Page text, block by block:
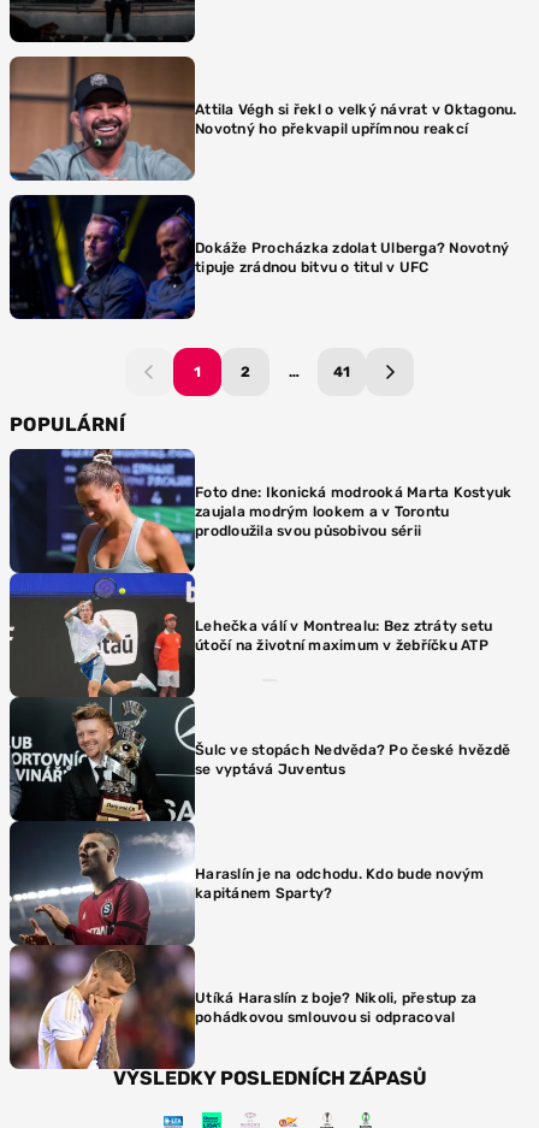
Attila Végh si řekl o velký návrat v Oktagonu.
Novotný ho překvapil upřímnou reakcí
Dokáže Procházka zdolat Ulberga? Novotný
tipuje zrádnou bitvu o titul v UFC
1 2 … 41
POPULÁRNÍ
Foto dne: Ikonická modrooká Marta Kostyuk
zaujala modrým lookem a v Torontu
prodloužila svou působivou sérii
Lehečka válí v Montrealu: Bez ztráty setu
útočí na životní maximum v žebříčku ATP
Šulc ve stopách Nedvěda? Po české hvězdě
se vyptává Juventus
Haraslín je na odchodu. Kdo bude novým
kapitánem Sparty?
Utíká Haraslín z boje? Nikoli, přestup za
pohádkovou smlouvou si odpracoval
VÝSLEDKY POSLEDNÍCH ZÁPASŮ